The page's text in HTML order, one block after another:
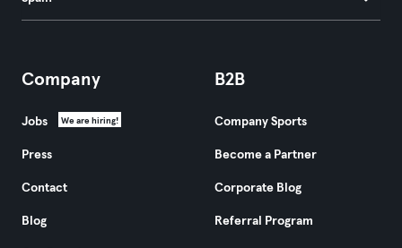
Company
Jobs We are hiring!
Press
Contact
Blog
B2B
Company Sports
Become a Partner
Corporate Blog
Referral Program